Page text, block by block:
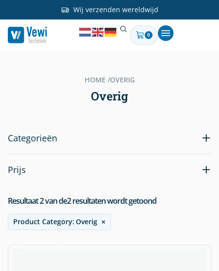
Wij verzenden wereldwijd
0
HOME /OVERIG
Overig
Categorieën
Prijs
Resultaat2van de2resultaten wordt getoond
Product Category: Overig ×